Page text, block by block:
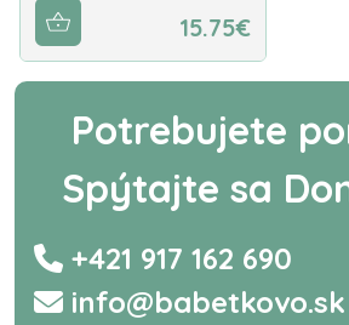
15.75€
Potrebujete
Spýtajte sa
+421 917 162 690
info@babetkovo.sk